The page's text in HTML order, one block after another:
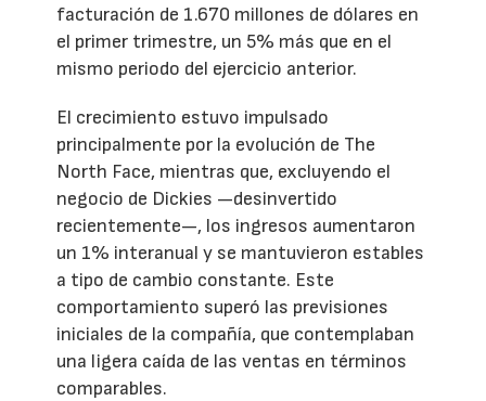
facturación de 1.670 millones de dólares en
el primer trimestre, un 5% más que en el
mismo periodo del ejercicio anterior.
El crecimiento estuvo impulsado
principalmente por la evolución de The
North Face, mientras que, excluyendo el
negocio de Dickies —desinvertido
recientemente—, los ingresos aumentaron
un 1% interanual y se mantuvieron estables
a tipo de cambio constante. Este
comportamiento superó las previsiones
iniciales de la compañía, que contemplaban
una ligera caída de las ventas en términos
comparables.